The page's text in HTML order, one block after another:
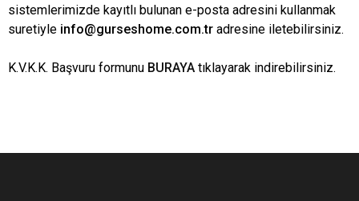
sistemlerimizde kayıtlı bulunan e-posta adresini kullanmak
suretiyle info@gurseshome.com.tr adresine iletebilirsiniz.
K.V.K.K. Başvuru formunu BURAYA tıklayarak indirebilirsiniz.